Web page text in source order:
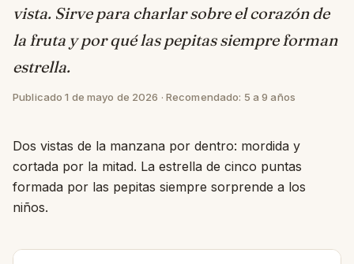
vista. Sirve para charlar sobre el corazón de
la fruta y por qué las pepitas siempre forman
estrella.
Publicado 1 de mayo de 2026 · Recomendado: 5 a 9 años
Dos vistas de la manzana por dentro: mordida y
cortada por la mitad. La estrella de cinco puntas
formada por las pepitas siempre sorprende a los
niños.